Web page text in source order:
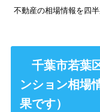
不動産の相場情報を四
千葉市若葉
ンション相場
果です）